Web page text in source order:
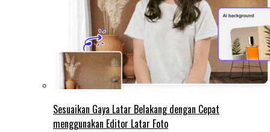
Sesuaikan Gaya Latar Belakang dengan Cepat
menggunakan Editor Latar Foto